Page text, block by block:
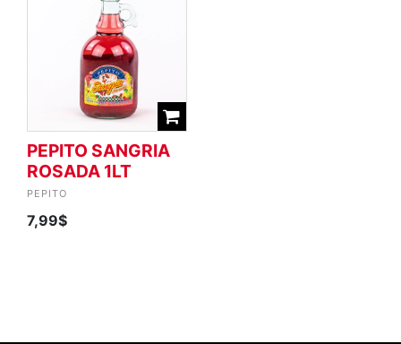
PEPITO SANGRIA
ROSADA 1LT
PEPITO
7,99$